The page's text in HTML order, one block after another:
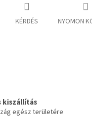
KÉRDÉS NYOMON
kiszállítás
egész területére